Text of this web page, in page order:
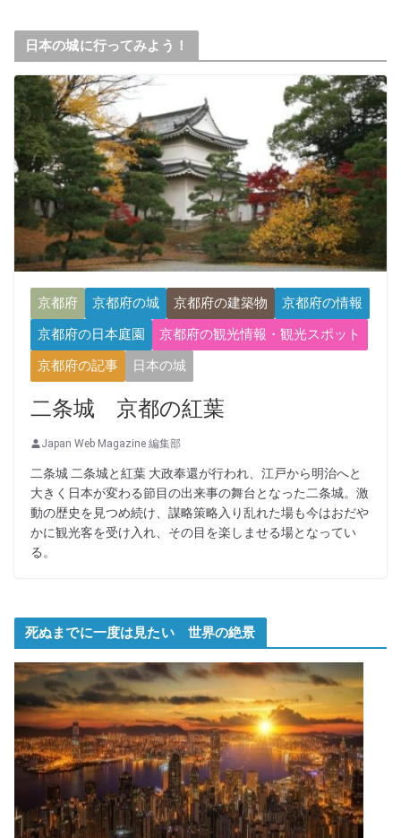
日本の城に行ってみよう！
京都府 京都府の城 京都府の建築物
京都府の情報
京都府の日本庭園
京都府の観光情報・観光スポット
京都府の記事
日本の城
二条城 京都の紅葉
Japan Web Magazine 編集部
二条城 二条城と紅葉 大政奉還が行われ、江戸から明治へと
大きく日本が変わる節目の出来事の舞台となった二条城。激
動の歴史を見つめ続け、謀略策略入り乱れた場も今はおだや
かに観光客を受け入れ、その目を楽しませる場となってい
る。
死ぬまでに一度は見たい 世界の絶景